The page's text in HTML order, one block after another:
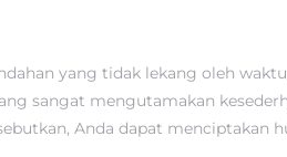
yang tidak lekang oleh
sangat mengutamakan
Anda dapat menciptakan